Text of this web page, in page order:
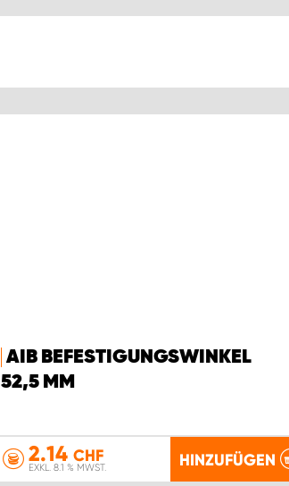
AIB BEFESTIGUNGSWINKEL
52,5 MM
2.14 CHF
EXKL. 8.1 % MWST. HINZUFÜGEN